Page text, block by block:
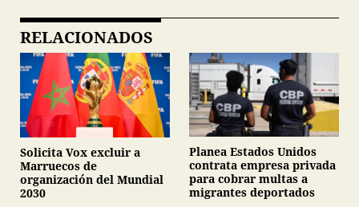
RELACIONADOS
Solicita Vox excluir a
Marruecos de
organización del Mundial
2030
Planea Estados Unidos
contrata empresa privada
para cobrar multas a
migrantes deportados